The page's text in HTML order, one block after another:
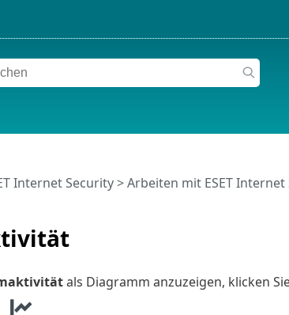
Internet Security>Arbeiten mit ESET Internet
als Diagramm anzuzeigen, klicken